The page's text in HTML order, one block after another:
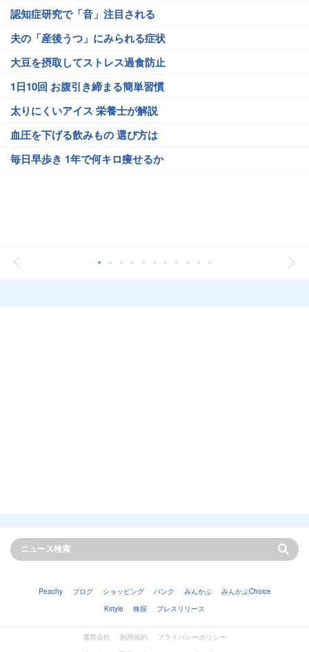
認知症研究で「音」注目される
夫の「産後うつ」にみられる症状
大豆を摂取してストレス過食防止
1日10回 お腹引き締まる簡単習慣
太りにくいアイス 栄養士が解説
血圧を下げる飲みもの 選び方は
毎日早歩き 1年で何キロ痩せるか
Peachy ブログ ショッピング バンク みんかぶ
みんかぶChoice
Kstyle
株探 プレスリリース
運営会社 利用規約
プライバシーポリシー